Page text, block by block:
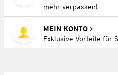
mehr verpassen!
MEIN KONTO
Exklusive Vorteile für